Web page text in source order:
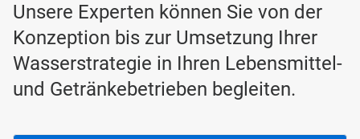
Unsere Experten können Sie von der
Konzeption bis zur Umsetzung Ihrer
Wasserstrategie in Ihren Lebensmittel-
und Getränkebetrieben begleiten.